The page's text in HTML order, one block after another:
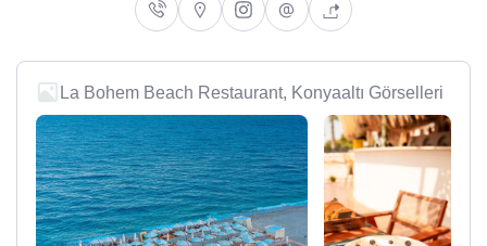
La Bohem Beach Restaurant, Konyaaltı Görselleri